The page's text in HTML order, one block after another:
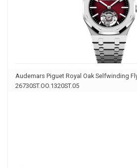
Audemars Piguet Royal Oak Selfwinding
26730ST.OO.1320ST.05